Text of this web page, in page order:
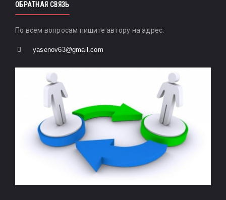
ОБРАТНАЯ СВЯЗЬ
По всем вопросам пишите автору на адрес:
yasenov63@gmail.com